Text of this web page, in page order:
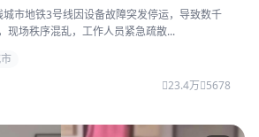
市地铁3号线因设备故障突发停运，导致数千
现场秩序混乱，工作人员紧急疏散...
23.4万 5678